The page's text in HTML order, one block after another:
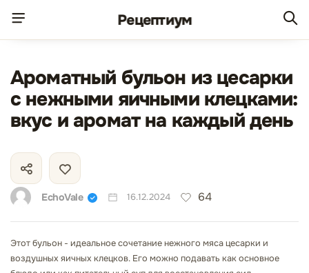
Рецептиум
Ароматный бульон из цесарки
с нежными яичными клецками:
вкус и аромат на каждый день
EchoVale 16.12.2024 64
Этот бульон - идеальное сочетание нежного мяса цесарки и
воздушных яичных клецков. Его можно подавать как основное